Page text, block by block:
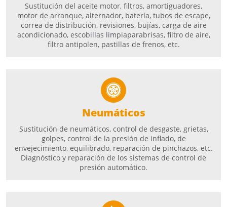
Sustitución del aceite motor, filtros, amortiguadores,
motor de arranque, alternador, batería, tubos de escape,
correa de distribución, revisiones, bujías, carga de aire
acondicionado, escobillas limpiaparabrisas, filtro de aire,
filtro antipolen, pastillas de frenos, etc.
Neumáticos
Sustitución de neumáticos, control de desgaste, grietas,
golpes, control de la presión de inflado, de
envejecimiento, equilibrado, reparación de pinchazos, etc.
Diagnóstico y reparación de los sistemas de control de
presión automático.